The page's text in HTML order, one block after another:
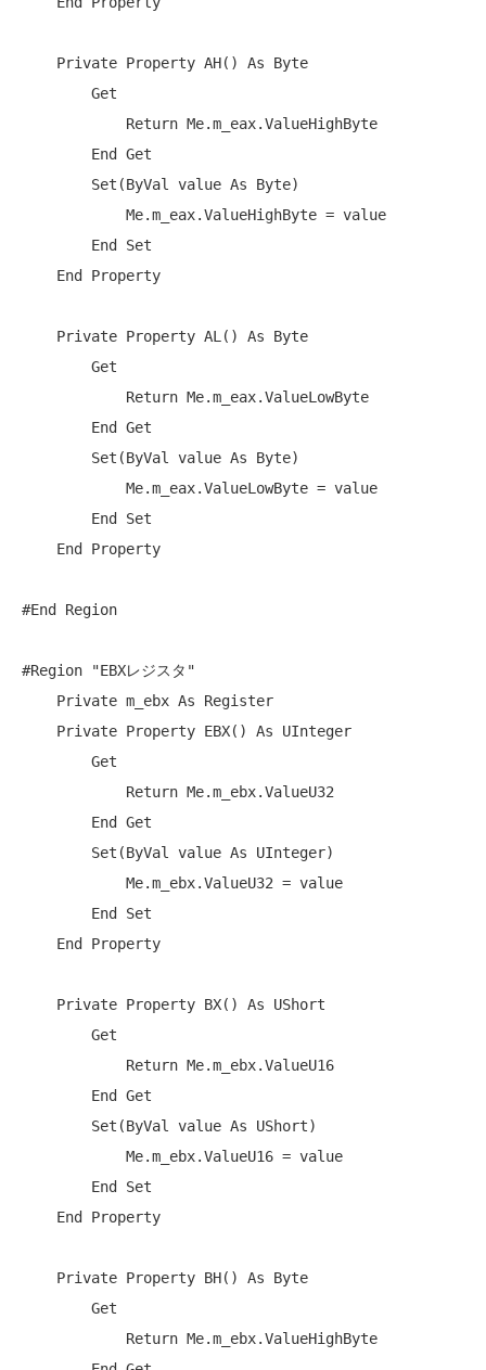
Private Property AH() As
Byte
Get
Return Me.m_eax.ValueHighByte
End
Get
Set (ByVal value As Byte)
Me.m_eax.ValueHighByte = value
End
Set
End
Property
Private Property AL() As
Byte
Get
Return Me.m_eax.ValueLowByte
End
Get
Set (ByVal value As Byte)
Me.m_eax.ValueLowByte = value
End
Set
End
Property
#End Region
#Region
"EBXレジスタ"
Private m_ebx As Register
Private Property EBX() As UInteger
Get
Return Me.m_ebx.ValueU32
End
Get
Set (ByVal value As UInteger)
Me.m_ebx.ValueU32 = value
End
Set
End
Property
Private Property BX() As UShort
Get
Return Me.m_ebx.ValueU16
End
Get
Set (ByVal value As UShort)
Me.m_ebx.ValueU16 = value
End
Set
End
Property
Private Property BH() As
Byte
Get
Return Me.m_ebx.ValueHighByte